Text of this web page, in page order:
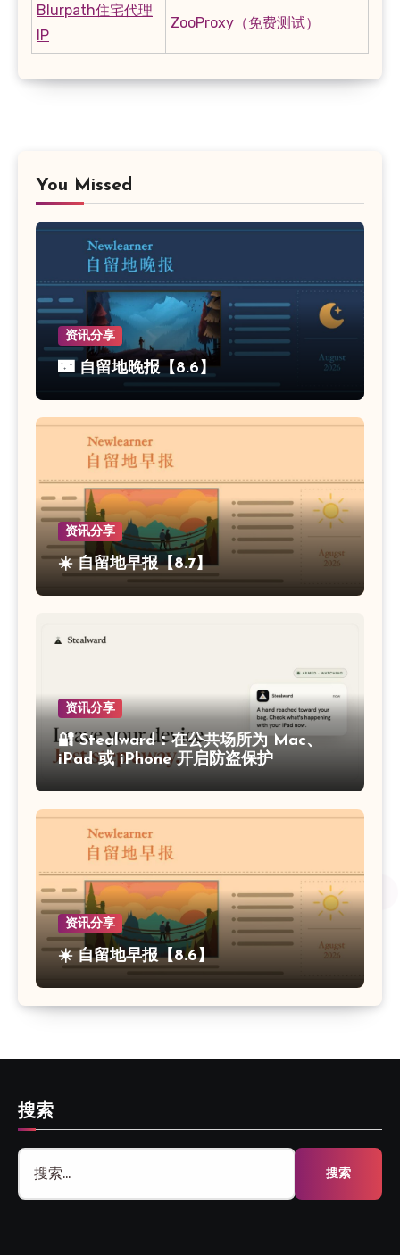
Blurpath住宅代理
IP
ZooProxy（免费测试）
You Missed
资讯分享
🌃 自留地晚报【8.6】
资讯分享
☀️ 自留地早报【8.7】
资讯分享
🔐 Stealward：在公共场所为 Mac、
iPad 或 iPhone 开启防盗保护
资讯分享
☀️ 自留地早报【8.6】
搜索
搜
索：